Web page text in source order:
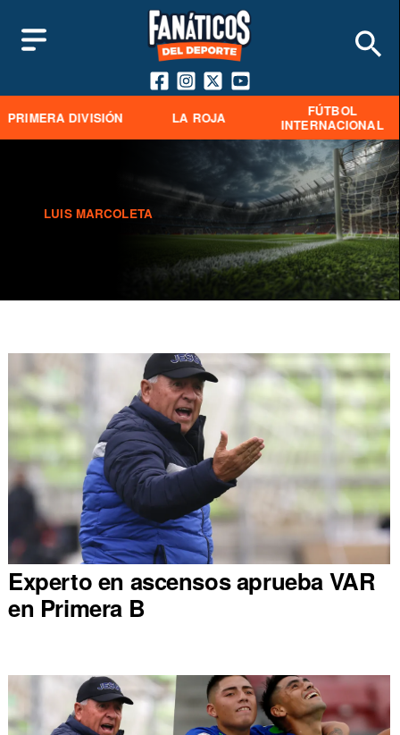
PRIMERA DIVISIÓN LA ROJA
FÚTBOL
INTERNACIONAL
LUIS MARCOLETA
Experto en ascensos aprueba VAR
en Primera B